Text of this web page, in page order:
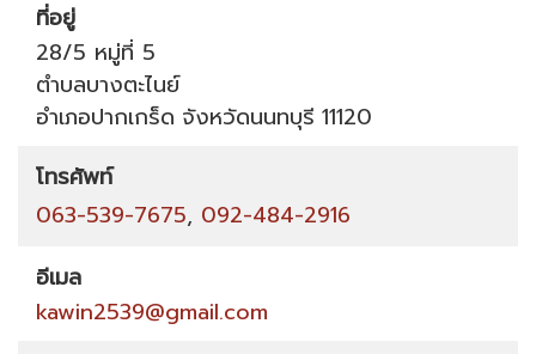
ที่อยู่
28/5 หมู่ที่ 5
ตำบลบางตะไนย์
อำเภอปากเกร็ด จังหวัดนนทบุรี 11120
โทรศัพท์
063-539-7675, 092-484-2916
อีเมล
kawin2539@gmail.com